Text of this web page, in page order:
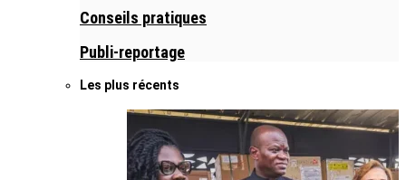
Conseils pratiques
Publi-reportage
Les plus récents